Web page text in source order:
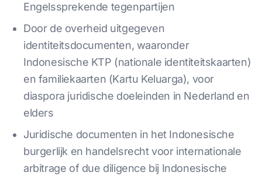
Engelssprekende tegenpartijen
Door de overheid uitgegeven
identiteitsdocumenten, waaronder
Indonesische KTP (nationale identiteitskaarten)
en familiekaarten (Kartu Keluarga), voor
diaspora juridische doeleinden in Nederland en
elders
Juridische documenten in het Indonesische
burgerlijk en handelsrecht voor internationale
arbitrage of due diligence bij Indonesische